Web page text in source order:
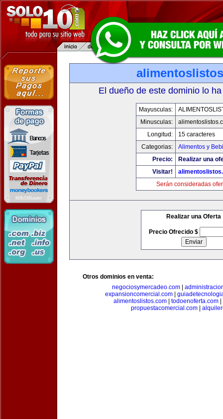
El dueño de este dominio lo
Mayusculas:
Minusculas:
Longitud:
15 caracteres
Categorias:
Alimentos y
Precio:
Realizar una
Visitar!
Serán consideradas
Realizar una Oferta
Precio Ofrecido $
Otros dominios en venta:
negociosymercadeo.com|
expansioncomercial.com|
alimentoslistos.com| todoenoferta.com|
propuestacomercial.com